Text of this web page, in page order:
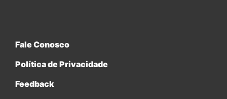
Fale Conosco
Política de Privacidade
Feedback